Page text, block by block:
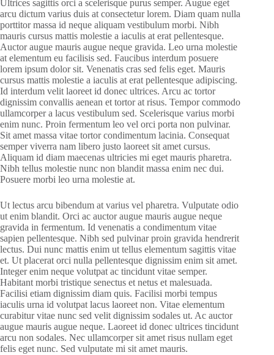
Ultrices sagittis orci a scelerisque purus semper. Augue eget
arcu dictum varius duis at consectetur lorem. Diam quam nulla
porttitor massa id neque aliquam vestibulum morbi. Nibh
mauris cursus mattis molestie a iaculis at erat pellentesque.
Auctor augue mauris augue neque gravida. Leo urna molestie
at elementum eu facilisis sed. Faucibus interdum posuere
lorem ipsum dolor sit. Venenatis cras sed felis eget. Mauris
cursus mattis molestie a iaculis at erat pellentesque adipiscing.
Id interdum velit laoreet id donec ultrices. Arcu ac tortor
dignissim convallis aenean et tortor at risus. Tempor commodo
ullamcorper a lacus vestibulum sed. Scelerisque varius morbi
enim nunc. Proin fermentum leo vel orci porta non pulvinar.
Sit amet massa vitae tortor condimentum lacinia. Consequat
semper viverra nam libero justo laoreet sit amet cursus.
Aliquam id diam maecenas ultricies mi eget mauris pharetra.
Nibh tellus molestie nunc non blandit massa enim nec dui.
Posuere morbi leo urna molestie at.
Ut lectus arcu bibendum at varius vel pharetra. Vulputate odio
ut enim blandit. Orci ac auctor augue mauris augue neque
gravida in fermentum. Id venenatis a condimentum vitae
sapien pellentesque. Nibh sed pulvinar proin gravida hendrerit
lectus. Dui nunc mattis enim ut tellus elementum sagittis vitae
et. Ut placerat orci nulla pellentesque dignissim enim sit amet.
Integer enim neque volutpat ac tincidunt vitae semper.
Habitant morbi tristique senectus et netus et malesuada.
Facilisi etiam dignissim diam quis. Facilisi morbi tempus
iaculis urna id volutpat lacus laoreet non. Vitae elementum
curabitur vitae nunc sed velit dignissim sodales ut. Ac auctor
augue mauris augue neque. Laoreet id donec ultrices tincidunt
arcu non sodales. Nec ullamcorper sit amet risus nullam eget
felis eget nunc. Sed vulputate mi sit amet mauris.